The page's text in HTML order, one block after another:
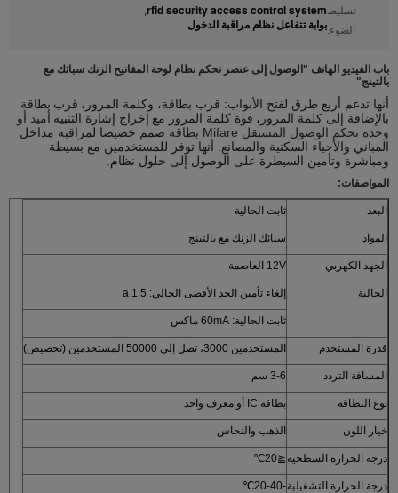
تسليط
الضوء:
rfid security access control system
,
بوابة تتفاعل نظام مراقبة الدخول
باب الفيديو الهاتف "الوصول إلى عنصر تحكم نظام لوحة المفاتيح الزنك سبائك مع
بالتينج"
أنها تدعم أربع طرق لفتح الأبواب: قرب بطاقة، وكلمة المرور، قرب بطاقة
بالإضافة إلى كلمة المرور، قوة كلمة المرور مع إخراج إشارة التنبيه أميد أو
وحدة تحكم الوصول المستقل Mifare بطاقة
صمم خصيصا لمراقبة مداخل
المباني والأحياء السكنية والمصانع. أنها توفر للمستخدمين مع بسيطة
ومباشرة وتأمين السيطرة على الوصول إلى حلول نظام.
المواصفات:
البعد ثابت الحالية
المواد سبائك الزنك مع بالتينج
الجهد الكهربي 12V العاصمة
الحالية إلغاء تأمين الحد الأقصى الحالي: 1.5 a
ثابت الحالية: 60mA ماكس
قدرة المستخدم المستخدمين 3000، تصل إلى 50000 المستخدمين (تخصيص)
المسافة التردد 3-6 سم
نوع البطاقة بطاقة IC أو معرف واحد
خيار اللون الذهب والنحاس
درجة الحرارة السطحية ≦20℃
درجة الحرارة التشغيلية-20-40℃